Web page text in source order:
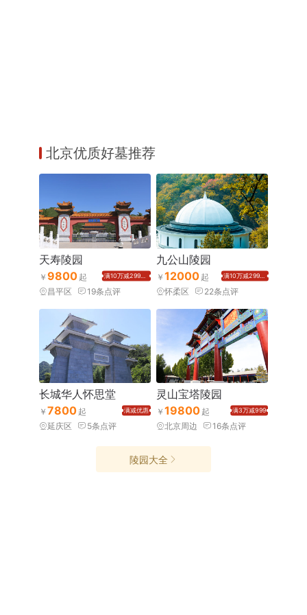
北京优质好墓推荐
天寿陵园
9800
满10万减2999元
昌平区 19条点评
九公山陵园
12000
满10万减2999元
怀柔区 22条点评
长城华人怀思堂
7800
满减优惠
延庆区 5条点评
灵山宝塔陵园
19800
满3万减999
北京周边 16条点评
陵园大全